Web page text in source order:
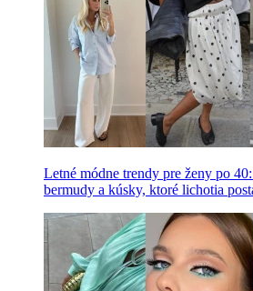
Letné módne trendy pre ženy po
bermudy a kúsky, ktoré lichotia